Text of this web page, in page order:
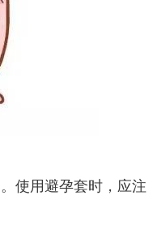
使用避孕套时，应注